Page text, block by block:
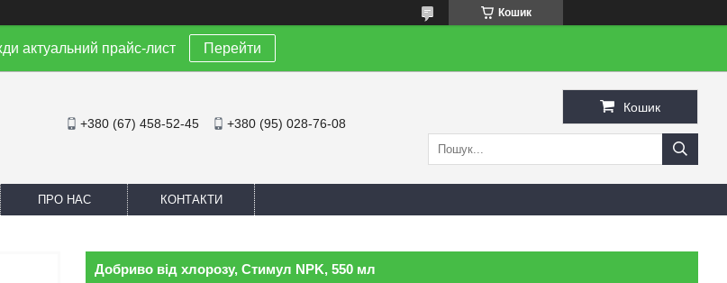
Кошик
актуальний прайс-лист Перейти
+380 (67) 458-52-45 +380 (95) 028-76-08
Кошик
ПРО НАС КОНТАКТИ
Добриво від хлорозу, Стимул NPK, 550 мл